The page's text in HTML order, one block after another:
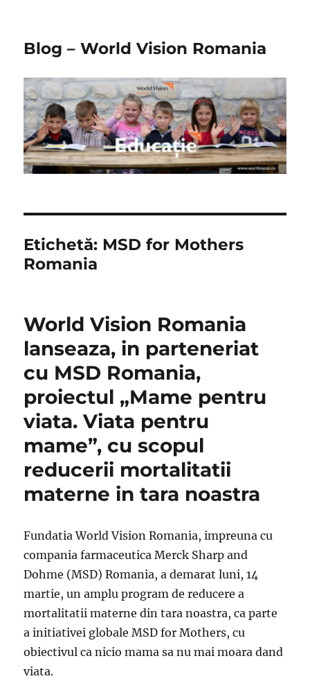
Blog – World Vision Romania
Etichetă: MSD for Mothers
Romania
World Vision Romania
lanseaza, in parteneriat
cu MSD Romania,
proiectul „Mame pentru
viata. Viata pentru
mame”, cu scopul
reducerii mortalitatii
materne in tara noastra
Fundatia World Vision Romania, impreuna cu
compania farmaceutica Merck Sharp and
Dohme (MSD) Romania, a demarat luni, 14
martie, un amplu program de reducere a
mortalitatii materne din tara noastra, ca parte
a initiativei globale MSD for Mothers, cu
obiectivul ca nicio mama sa nu mai moara dand
viata.